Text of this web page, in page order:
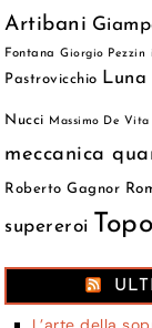
Artibani
Fontana Giorgio Pezzin
Pastrovicchio
Luna
Nucci Massimo De Vita
meccanica
Roberto Gagnor
supereroi